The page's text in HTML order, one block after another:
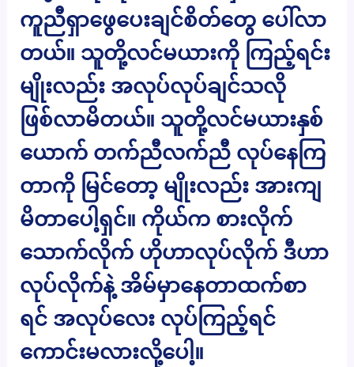
ကူညီရှာဖွေပေးချင်စိတ်တွေ ပေါ်လာ
တယ်။ သူတို့လင်မယားကို ကြည့်ရင်း
မျိုးလည်း အလုပ်လုပ်ချင်သလို
ဖြစ်လာမိတယ်။ သူတို့လင်မယားနှစ်
ယောက် တက်ညီလက်ညီ လုပ်နေကြ
တာကို မြင်တော့ မျိုးလည်း အားကျ
မိတာပေါ့ရှင်။ ကိုယ်က စားလိုက်
သောက်လိုက် ဟိုဟာလုပ်လိုက် ဒီဟာ
လုပ်လိုက်နဲ့ အိမ်မှာနေတာထက်စာ
ရင် အလုပ်လေး လုပ်ကြည့်ရင်
ကောင်းမလားလို့ပေါ့။